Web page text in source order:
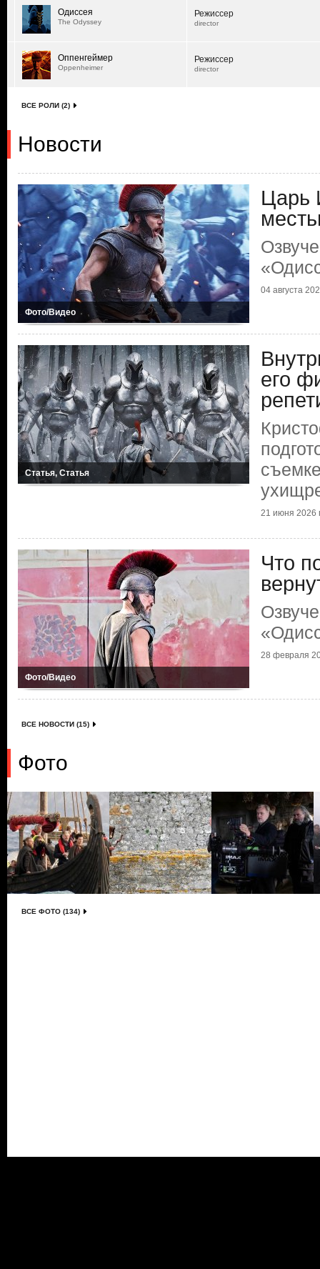
Одиссея
The Odyssey
Режиссер
director
Оппенгеймер
Oppenheimer
Режиссер
director
ВСЕ РОЛИ (2)
Новости
Фото/Видео
Царь
04 августа
Статья, Статья
его
21 июня 2026
Фото/Видео
Что
28 февраля
ВСЕ НОВОСТИ (15)
Фото
ВСЕ ФОТО (134)